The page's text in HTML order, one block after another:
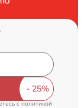
cполитикой